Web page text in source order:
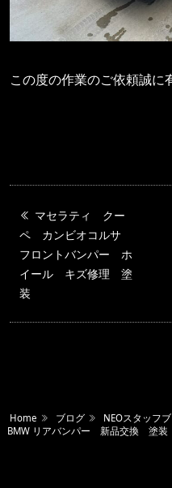
この度の作業のご依頼誠に
マセラティ クー
ペ カンビオコルサ
フロントバンパー ホ
イール キズ修理 塗
装
Home ブログ NEOスタッフ
BMW リアバンパー 新品交換 塗装